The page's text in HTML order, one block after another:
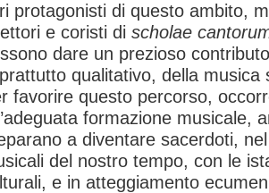
protagonisti di questo ambito,
e coristi di scholae
dare un prezioso
qualitativo, della musica
favorire questo percorso,
formazione musicale,
a diventare sacerdoti,
del nostro tempo, con le
e in atteggiamento